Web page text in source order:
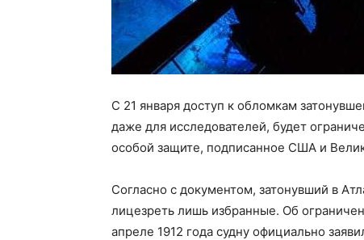
C 21 января доступ к обломкам
даже для исследователей, будет
особой защите, подписанное США и
Согласно с документом, затонувший в
лицезреть лишь избранные. Об
апреле 1912 года судну официально